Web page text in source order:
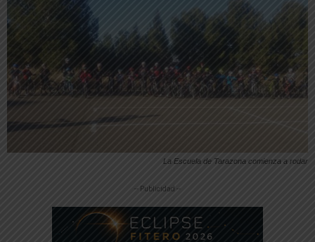
La Escuela de Tarazona comienza a rodar
-- Publicidad --